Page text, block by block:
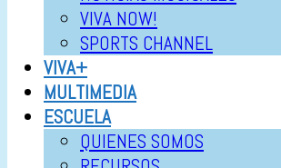
VIVA NOW!
SPORTS CHANNEL
VIVA+
MULTIMEDIA
ESCUELA
QUIENES SOMOS